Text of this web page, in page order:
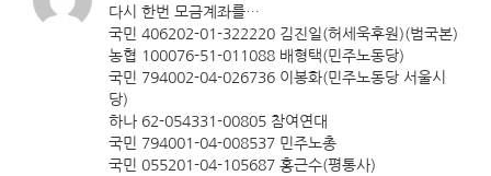
다시 한번 모금계좌를…
국민 406202-01-322220 김진일(허세욱후원)(범국본)
농협 100076-51-011088 배형택(민주노동당)
국민 794002-04-026736 이봉화(민주노동당 서울시
당)
하나 62-054331-00805 참여연대
국민 794001-04-008537 민주노총
국민 055201-04-105687 홍근수(평통사)